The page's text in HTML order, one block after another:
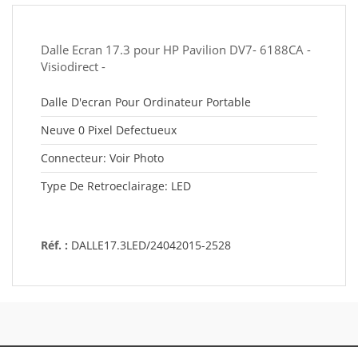
Dalle Ecran 17.3 pour HP Pavilion DV7- 6188CA -
Visiodirect -
Dalle D'ecran Pour Ordinateur Portable
Neuve 0 Pixel Defectueux
Connecteur: Voir Photo
Type De Retroeclairage: LED
Réf. : DALLE17.3LED/24042015-2528